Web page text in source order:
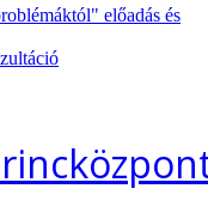
előadás és